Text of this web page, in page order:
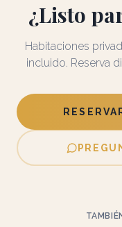
¿Listo
Habitaciones
incluido. Reserva